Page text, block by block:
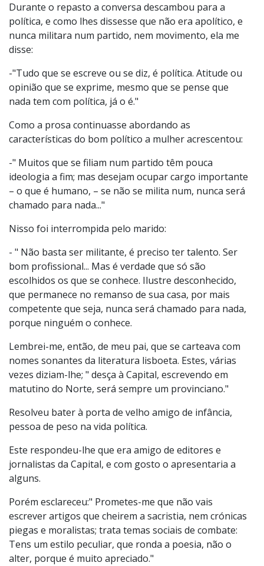
Durante o repasto a conversa descambou para a
política, e como lhes dissesse que não era apolítico, e
nunca militara num partido, nem movimento, ela me
disse:
-"Tudo que se escreve ou se diz, é política. Atitude ou
opinião que se exprime, mesmo que se pense que
nada tem com política, já o é."
Como a prosa continuasse abordando as
características do bom político a mulher acrescentou:
-" Muitos que se filiam num partido têm pouca
ideologia a fim; mas desejam ocupar cargo importante
– o que é humano, – se não se milita num, nunca será
chamado para nada..."
Nisso foi interrompida pelo marido:
- " Não basta ser militante, é preciso ter talento. Ser
bom profissional... Mas é verdade que só são
escolhidos os que se conhece. Ilustre desconhecido,
que permanece no remanso de sua casa, por mais
competente que seja, nunca será chamado para nada,
porque ninguém o conhece.
Lembrei-me, então, de meu pai, que se carteava com
nomes sonantes da literatura lisboeta. Estes, várias
vezes diziam-lhe; " desça à Capital, escrevendo em
matutino do Norte, será sempre um provinciano."
Resolveu bater à porta de velho amigo de infância,
pessoa de peso na vida política.
Este respondeu-lhe que era amigo de editores e
jornalistas da Capital, e com gosto o apresentaria a
alguns.
Porém esclareceu:" Prometes-me que não vais
escrever artigos que cheirem a sacristia, nem crónicas
piegas e moralistas; trata temas sociais de combate:
Tens um estilo peculiar, que ronda a poesia, não o
alter, porque é muito apreciado."